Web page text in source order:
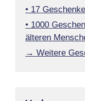
• 17
• 1000
älteren
→ Weitere